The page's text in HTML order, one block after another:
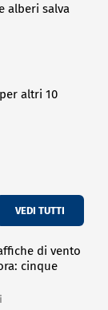
alberi salva
altri 10
VEDI TUTTI
di vento
cinque